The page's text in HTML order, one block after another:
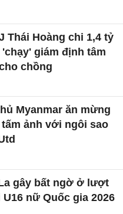
Thái Hoàng chi 1,4 tỷ
giám định tâm
chồng
Myanmar ăn mừng
tấm ảnh với ngôi sao
gây bất ngờ ở lượt
U16 nữ Quốc gia 2026